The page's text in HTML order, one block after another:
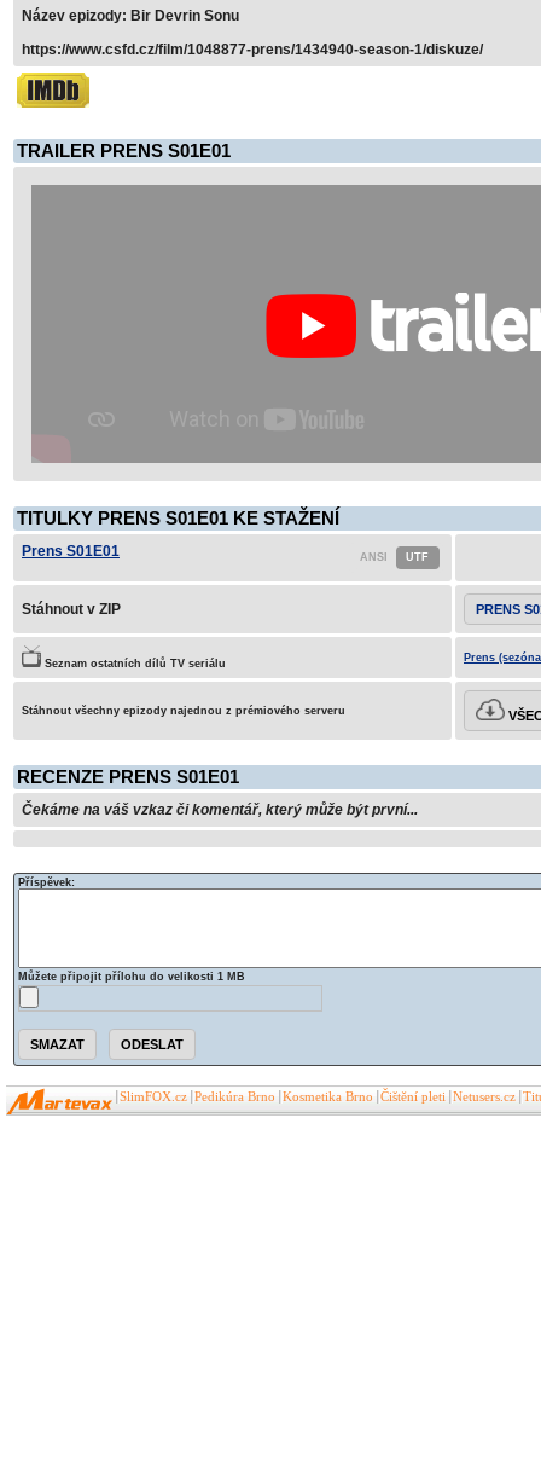
Název epizody: Bir Devrin Sonu
https://www.csfd.cz/film/1048877-prens/1434940-season-1/diskuze/
TRAILER PRENS S01E01
TITULKY PRENS S01E01 KE STAŽENÍ
Prens S01E01
Stáhnout v ZIP PRENS
Seznam ostatních dílů TV seriálu Prens
Stáhnout všechny epizody najednou z prémiového serveru
RECENZE PRENS S01E01
Čekáme na váš vzkaz či komentář, který může být první...
Příspěvek:
Můžete připojit přílohu do velikosti 1 MB
SlimFOX.cz Pedikúra Brno Kosmetika Brno Čištění pleti Netusers.cz